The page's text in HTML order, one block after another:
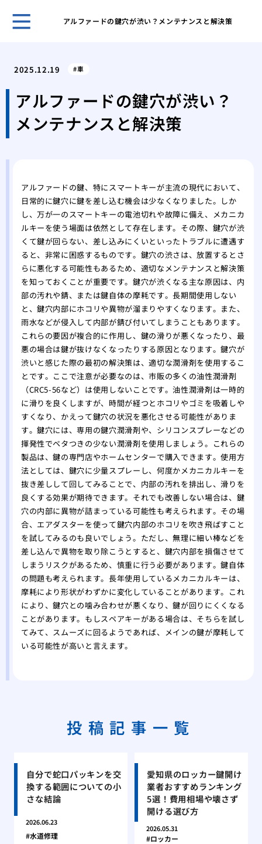
アルファードの鍵穴が渋い？メンテナンスと解決策
鍵
2025.12.19 車
アルファードの鍵穴が渋い？
メンテナンスと解決策
アルファードの鍵、特にスマートキーが主流の現代において、
日常的に鍵穴に鍵を差し込む機会は少なくなりました。しか
し、万が一のスマートキーの電池切れや故障に備え、メカニカ
ルキーを使う場面は依然として存在します。その際、鍵穴が渋
くて鍵が回らない、差し込みにくいといったトラブルに遭遇す
ると、非常に困惑するものです。鍵穴の渋さは、放置するとさ
らに悪化する可能性もあるため、適切なメンテナンスと解決策
を知っておくことが重要です。鍵穴が渋くなる主な原因は、内
部の汚れや錆、または鍵自体の摩耗です。長期間使用しない
と、鍵穴内部にホコリや異物が溜まりやすくなります。また、
雨水などが侵入して内部が錆び付いてしまうこともあります。
これらの要因が複合的に作用し、鍵の滑りが悪くなったり、最
悪の場合は鍵が抜けなくなったりする原因となります。鍵穴が
渋いと感じた際の最初の解決策は、適切な潤滑剤を使用するこ
とです。ここで注意が必要なのは、市販の多くの油性潤滑剤
（CRC5-56など）は使用しないことです。油性潤滑剤は一時的
に滑りを良くしますが、時間が経つとホコリやゴミを吸着しや
すくなり、かえって鍵穴の状況を悪化させる可能性がありま
す。鍵穴には、専用の鍵穴潤滑剤や、シリコンスプレーなどの
揮発性でベタつきの少ない潤滑剤を使用しましょう。これらの
製品は、鍵の専門店やホームセンターで購入できます。使用方
法としては、鍵穴に少量スプレーし、何度かメカニカルキーを
抜き差しして回してみることで、内部の汚れを排出し、滑りを
良くする効果が期待できます。それでも改善しない場合は、鍵
穴の内部に異物が詰まっている可能性も考えられます。その場
合、エアダスターを使って鍵穴内部のホコリを吹き飛ばすこと
を試してみるのも良いでしょう。ただし、無理に細い棒などを
差し込んで異物を取り除こうとすると、鍵穴内部を損傷させて
しまうリスクがあるため、慎重に行う必要があります。鍵自体
の問題も考えられます。長年使用しているメカニカルキーは、
摩耗により形状がわずかに変化していることがあります。これ
により、鍵穴との噛み合わせが悪くなり、鍵が回りにくくなる
ことがあります。もしスペアキーがある場合は、そちらを試し
てみて、スムーズに回るようであれば、メインの鍵が摩耗して
いる可能性が高いと言えます。
投稿記事一覧
自分で蛇口パッキンを交
換する範囲についての小
さな結論
2026.06.23
水道修理
愛知県のロッカー鍵開け
業者おすすめランキング
5選！費用相場や壊さず
開ける選び方
2026.05.31
ロッカー